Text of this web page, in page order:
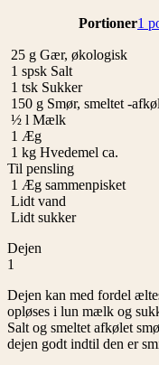
Portioner1
25 g Gær, økologisk
1 spsk Salt
1 tsk Sukker
150 g Smør, smeltet -
½ l Mælk
1 Æg
1 kg Hvedemel ca.
Til pensling
1 Æg sammenpisket
Lidt vand
Lidt sukker
Dejen
1
Dejen kan med fordel
opløses i lun mælk og
Salt og smeltet afkølet
dejen godt indtil den er